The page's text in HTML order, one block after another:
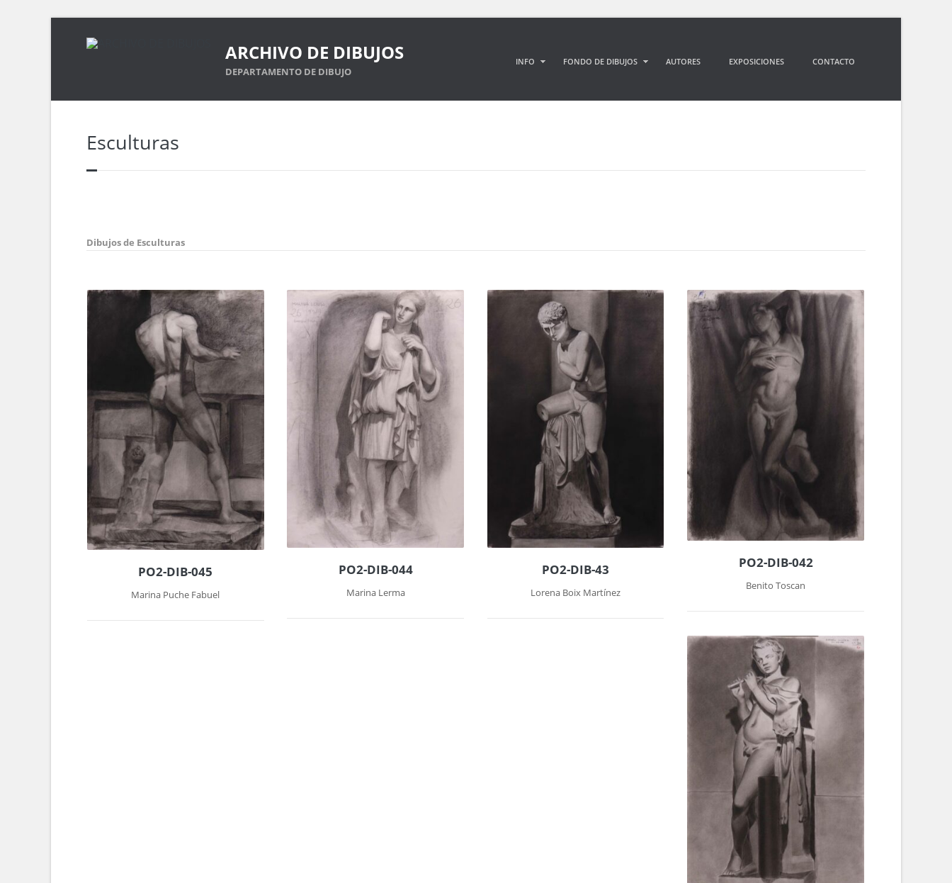
ARCHIVO DE DIBUJOS
DEPARTAMENTO DE DIBUJO
INFO FONDO DE DIBUJOS AUTORES EXPOSICIONES CONTACTO
Esculturas
Dibujos de Esculturas
PO2-DIB-045
Marina Puche Fabuel
PO2-DIB-044
Marina Lerma
PO2-DIB-43
Lorena Boix Martínez
PO2-DIB-042
Benito Toscan